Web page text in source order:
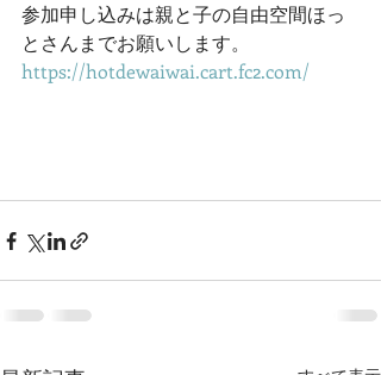
参加申し込みは親と子の自由空間ほっ
とさんまでお願いします。
https://hotdewaiwai.cart.fc2.com/